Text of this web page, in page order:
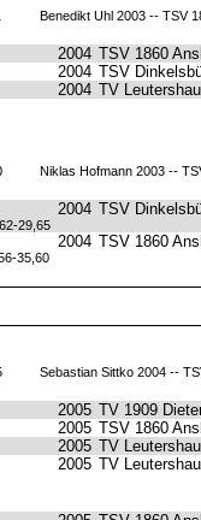
Benedikt Uhl 2003 -- TSV
2004 TSV 1860
2004 TSV
2004 TV
Niklas Hofmann 2003 --
2004 TSV
29,65
2004 TSV 1860
35,60
Sebastian Sittko 2004 --
2005 TV 1909
2005 TSV 1860
2005 TV
2005 TV